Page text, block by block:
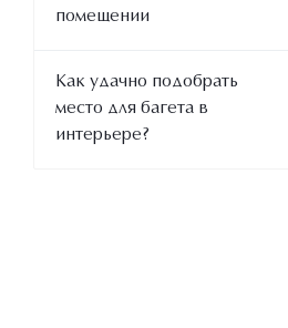
помещении
Как удачно подобрать
место для багета в
интерьере?